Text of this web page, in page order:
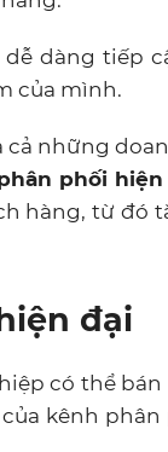
dàng tiếp
của mình.
những
phối hiện
hàng, từ đó
đại
có thể bán
kênh